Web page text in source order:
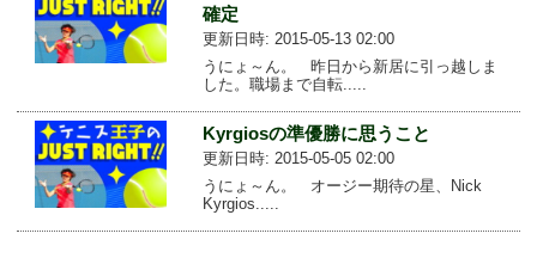
確定
更新日時: 2015-05-13 02:00
うにょ～ん。 昨日から新居に引っ越しま
した。職場まで自転.....
Kyrgiosの準優勝に思うこと
更新日時: 2015-05-05 02:00
うにょ～ん。 オージー期待の星、Nick
Kyrgios.....